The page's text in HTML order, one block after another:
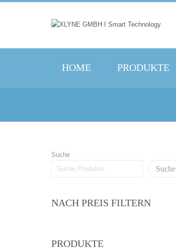
HOME PRODUKTE
Suche
Suche
NACH PREIS FILTERN
PRODUKTE